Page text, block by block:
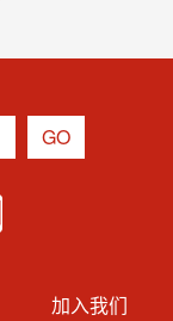
加入我们